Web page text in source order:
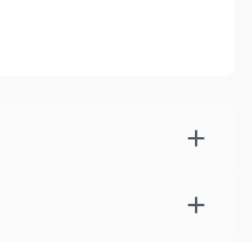
na deformacje,
komfort noszenia